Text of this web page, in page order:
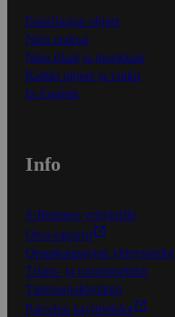
Ensitilaajan ohjeet
Näin maksat
Näin tilaat ja muokkaat
Kaikki ohjeet ja vinkit
In English
Info
S-Business yrityksille
Oiva-raportit
Osuuskauppojen yhteystiedot
Tilaus- ja toimitusehdot
Tietosuojakäytäntö
Palvelun käyttöehdot